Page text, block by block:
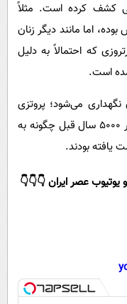
کشف کرده است. مثلاً
اما مانند دیگر زنان
که احتمالاً به دلیل
است.
می‌شود؛ پروتزی
بسیار ارزشمند که نشان می‌دهد ایرانیان در ۵۰۰۰ سال قبل چگونه به
بودند.
یوتیوب عصر ایران 👇👇👇